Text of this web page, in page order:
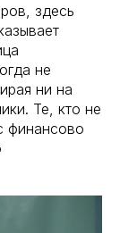
здесь
не
ни на
Те, кто не
финансово